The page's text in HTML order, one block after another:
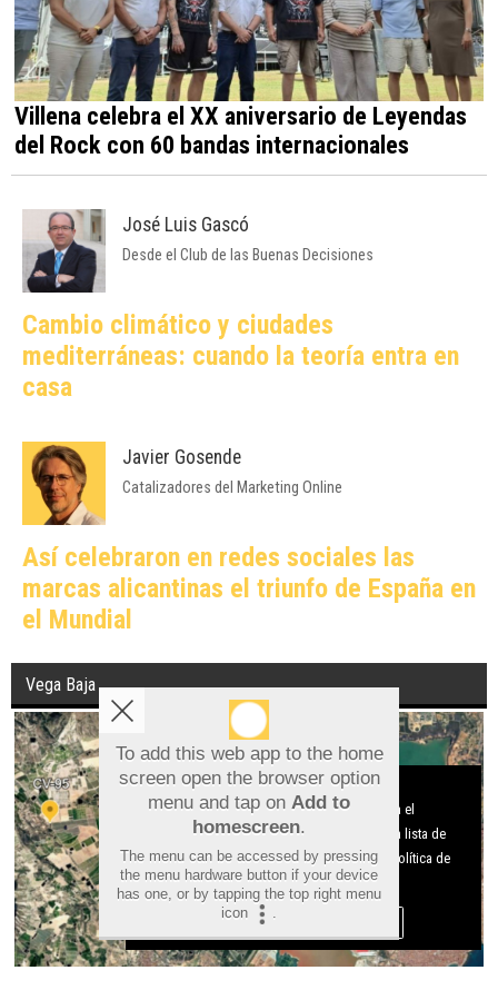
Villena celebra el XX aniversario de Leyendas
del Rock con 60 bandas internacionales
José Luis Gascó
Desde el Club de las Buenas Decisiones
Cambio climático y ciudades
mediterráneas: cuando la teoría entra en
casa
Javier Gosende
Catalizadores del Marketing Online
Así celebraron en redes sociales las
marcas alicantinas el triunfo de España en
el Mundial
Vega Baja
To add this web app to the home
screen open the browser option
menu and tap on Add to
homescreen.
The menu can be accessed by pressing
the menu hardware button if your device
has one, or by tapping the top right menu
icon
.
Aviso sobre el Uso de cookies:
Utilizamos cookies nuestras y de terceros para el
funcionamiento del digital. Puedes consultar la lista de
cookies y como desconectarlas. Ver nuestra Política de
Privacidad y Cookies
Aceptar Cookies